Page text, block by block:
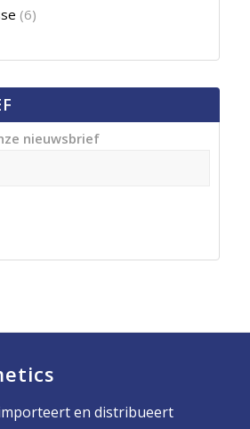
(6)
nieuwsbrief
en distribueert